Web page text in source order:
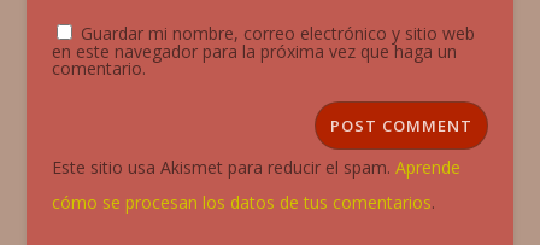
Guardar mi nombre, correo electrónico y sitio web
en este navegador para la próxima vez que haga un
comentario.
Este sitio usa Akismet para reducir el spam. Aprende
cómo se procesan los datos de tus comentarios.